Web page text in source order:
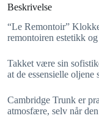
Beskrivelse
“Le Remontoir”
remontoiren estetikk
Takket være sin
at de essensielle
Cambridge Trunk er
atmosfære, selv når